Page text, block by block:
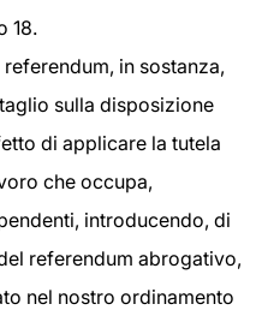
18.
in sostanza,
sulla disposizione
di applicare la tutela
che occupa,
introducendo, di
referendum abrogativo,
nel nostro ordinamento